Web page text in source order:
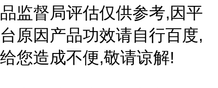
品监督局评估仅供参考,因平
台原因产品功效请自行百度,
给您造成不便,敬请谅解!